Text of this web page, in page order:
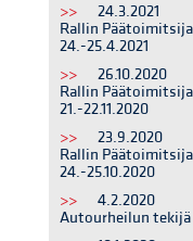
>>
24.3.2021
Rallin
24.-25.4.2021
>>
26.10.2020
Rallin
21.-22.11.2020
>>
23.9.2020
Rallin
24.-25.10.2020
>>
4.2.2020
Autourheilun tekijä